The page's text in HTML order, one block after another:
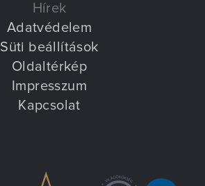
Hírek
Adatvédelem
Süti beállítások
Oldaltérkép
Impresszum
Kapcsolat